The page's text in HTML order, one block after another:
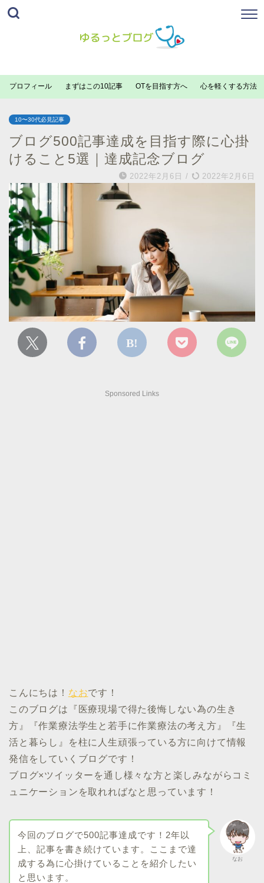
プロフィール まずはこの10記事 OTを目指す方へ 心を軽くする方法
10〜30代必見記事
ブログ500記事達成を目指す際に心掛
けること5選｜達成記念ブログ
2022年2月6日 / 2022年2月6日
Sponsored Links
こんにちは！ なおです！
このブログは『医療現場で得た後悔しない為の生き
方』『作業療法学生と若手に作業療法の考え方』『生
活と暮らし』を柱に人生頑張っている方に向けて情報
発信をしていくブログです！
ブログ×ツイッターを通し様々な方と楽しみながらコミ
ュニケーションを取れればなと思っています！
なお
今回のブログで500記事達成です！2年以
上、記事を書き続けています。ここまで達
成する為に心掛けていることを紹介したい
と思います。